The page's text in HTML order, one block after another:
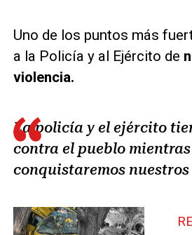
Uno de los puntos más
a la Policía y al Ejército de
violencia.
La policía y el ejército
contra el pueblo
conquistaremos